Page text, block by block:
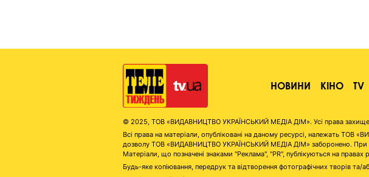
НОВИНИ КІНО TV
© 2025, ТОВ «ВИДАВНИЦТВО УКРАЇНСЬКИЙ МЕДІА ДІМ». Усі права
Всі права на матеріали, опубліковані на даному ресурсі, належать
дозволу ТОВ «ВИДАВНИЦТВО УКРАЇНСЬКИЙ МЕДІА ДІМ» заборонено. При
Матеріали, що позначені знаками "Реклама", "PR", публікуються на правах
Будь-яке копіювання, передрук та відтворення фотографічних творів